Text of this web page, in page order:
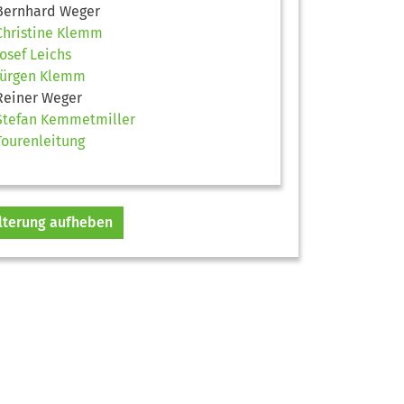
Weger
Klemm
Leichs
Klemm
Weger
Kemmetmiller
aufheben